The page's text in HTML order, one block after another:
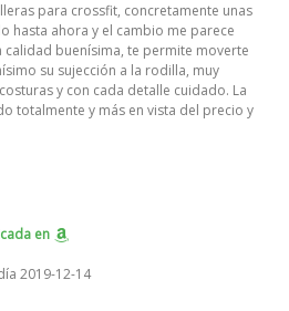
para crossfit, concretamente unas
hasta ahora y el cambio me parece
calidad buenísima, te permite moverte
su sujección a la rodilla, muy
y con cada detalle cuidado. La
totalmente y más en vista del precio y
en
2019-12-14